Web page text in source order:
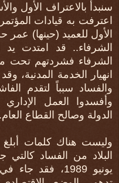
سنبدأ بالاعتراف الأول
اعترفت به قيادات
الأول للعميد (حينها) عمر
الشرفاء.. قد امتدت يد
الشرفاء فشردتهم تحت
انهيار الخدمة المدنية،
والفساد سبباً لتقدم
وأفسدوا العمل
الدولة وصالح القطاع
وليست هناك كلمات
البلاد من الفساد
يونيو 1989،